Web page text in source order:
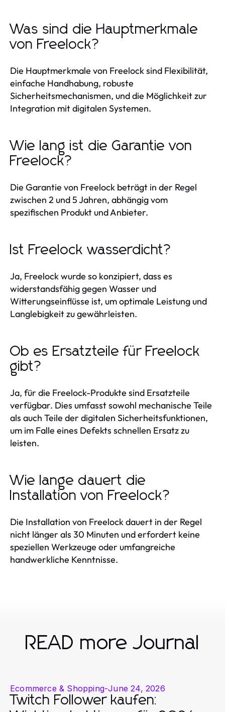
Was sind die Hauptmerkmale
von Freelock?
Die Hauptmerkmale von Freelock sind Flexibilität,
einfache Handhabung, robuste
Sicherheitsmechanismen, und die Möglichkeit zur
Integration mit digitalen Systemen.
Wie lang ist die Garantie von
Freelock?
Die Garantie von Freelock beträgt in der Regel
zwischen 2 und 5 Jahren, abhängig vom
spezifischen Produkt und Anbieter.
Ist Freelock wasserdicht?
Ja, Freelock wurde so konzipiert, dass es
widerstandsfähig gegen Wasser und
Witterungseinflüsse ist, um optimale Leistung und
Langlebigkeit zu gewährleisten.
Ob es Ersatzteile für Freelock
gibt?
Ja, für die Freelock-Produkte sind Ersatzteile
verfügbar. Dies umfasst sowohl mechanische Teile
als auch Teile der digitalen Sicherheitsfunktionen,
um im Falle eines Defekts schnellen Ersatz zu
leisten.
Wie lange dauert die
Installation von Freelock?
Die Installation von Freelock dauert in der Regel
nicht länger als 30 Minuten und erfordert keine
speziellen Werkzeuge oder umfangreiche
handwerkliche Kenntnisse.
READ more Journal
Ecommerce & Shopping-June 24, 2026
Twitch Follower kaufen: